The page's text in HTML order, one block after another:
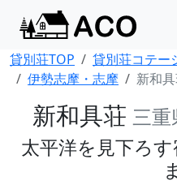
貸別荘TOP 貸別荘コテー
伊勢志摩・志摩
新和
新和具荘 三
太平洋を見下ろ